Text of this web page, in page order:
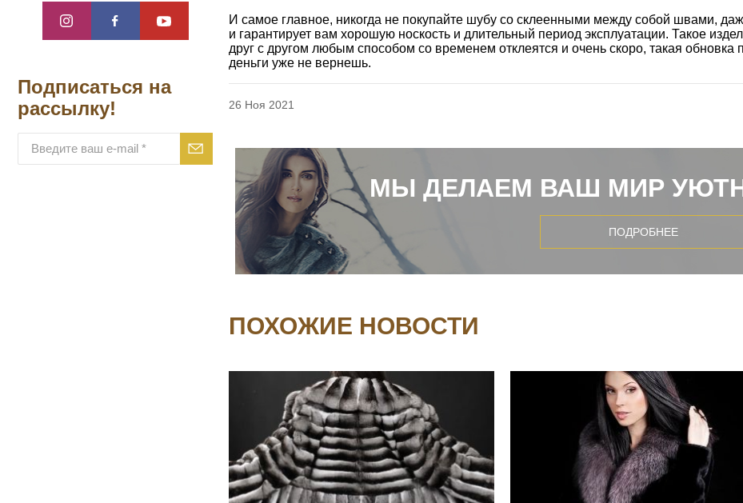
И самое главное, никогда не покупайте шубу со склеенными между собой швами,
и гарантирует вам хорошую носкость и длительный период эксплуатации. Такое
друг с другом любым способом со временем отклеятся и очень скоро, такая обновка
деньги уже не вернешь.
26 Ноя 2021
МЫ ДЕЛАЕМ ВАШ МИР
ПОДРОБНЕЕ
ПОХОЖИЕ НОВОСТИ
Подписаться на
рассылку!